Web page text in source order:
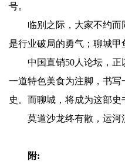
号。
临别之际，大家不约而
是行业破局的勇气；聊城甲
中国直销50人论坛，正
一道特色美食为注脚，书
史。而聊城，将成为这部史
莫道沙龙终有散，运河
附: